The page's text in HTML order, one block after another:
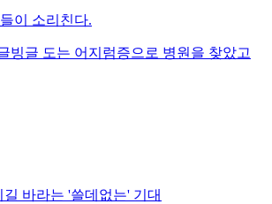
이 소리친다.
빙글 도는 어지럼증으로 병원을 찾았고
길 바라는 '쓸데없는' 기대